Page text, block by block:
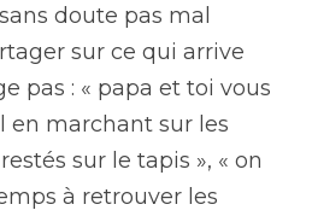
doute pas mal
sur ce qui arrive
pas : « papa et toi vous
en marchant sur les
sur le tapis », « on
à retrouver les